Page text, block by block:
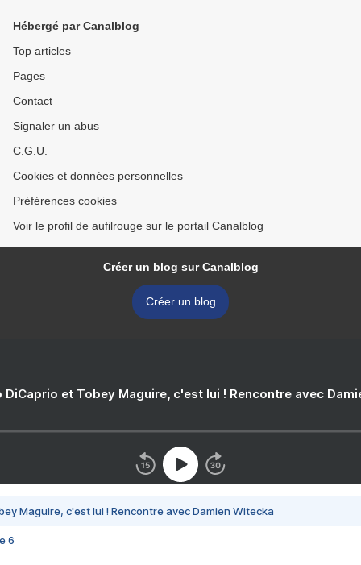
Hébergé par Canalblog
Top articles
Pages
Contact
Signaler un abus
C.G.U.
Cookies et données personnelles
Préférences cookies
Voir le profil de aufilrouge sur le portail Canalblog
Créer un blog sur Canalblog
Créer un blog
DiCaprio et Tobey Maguire, c'est lui ! Rencontre avec
Maguire, c'est lui ! Rencontre avec Damien Witecka
6